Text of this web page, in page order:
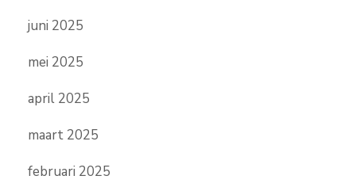
juni 2025
mei 2025
april 2025
maart 2025
februari 2025